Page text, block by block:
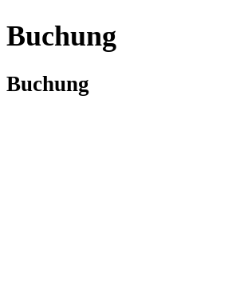
Buchung
Buchung